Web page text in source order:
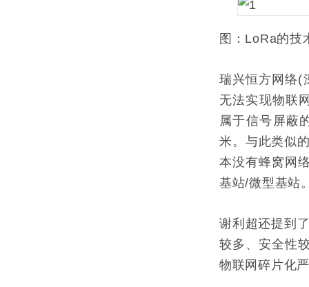
图：LoRa的技
瑞兴恒方网络(
无法实现物联
属于信号屏蔽
米。与此类似
本没有蜂窝网
基站/微型基站
谢利超还提到
较多、安全性
物联网碎片化